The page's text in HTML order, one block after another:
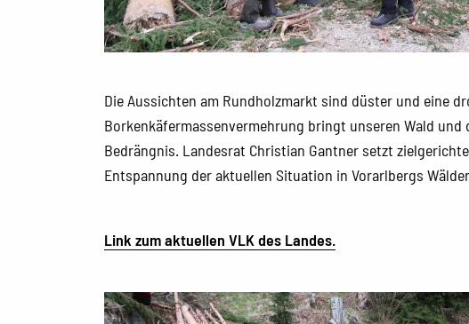
Die Aussichten am Rundholzmarkt sind düster und eine
Borkenkäfermassenvermehrung bringt unseren Wald und
Bedrängnis. Landesrat Christian Gantner setzt
Entspannung der aktuellen Situation in Vorarlbergs
Link zum aktuellen VLK des Landes.